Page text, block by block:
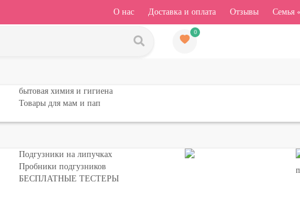
О нас Доставка и оплата Отзывы Семья
0
бытовая химия и гигиена
Товары для мам и пап
Подгузники на липучках
Пробники подгузников
БЕСПЛАТНЫЕ ТЕСТЕРЫ